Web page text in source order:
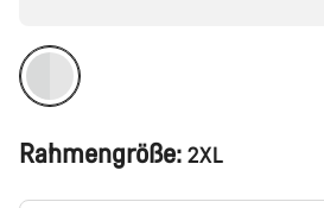
Rahmengröße: 2XL